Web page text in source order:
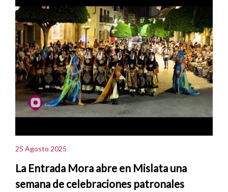
25 Agosto 2025
La Entrada Mora abre en Mislata una
semana de celebraciones patronales